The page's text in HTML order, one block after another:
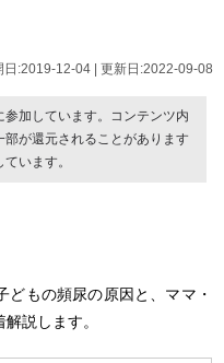
日:2019-12-04 | 更新日:2022-09-08
加しています。コンテンツ内
が還元されることがあります
います。
どもの頻尿の原因と、ママ・
説します。